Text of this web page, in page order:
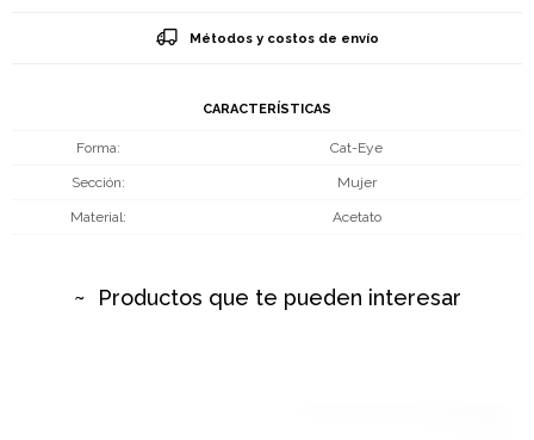
Métodos y costos de envío
CARACTERÍSTICAS
Forma Cat-Eye
Sección Mujer
Material Acetato
Productos que te pueden interesar